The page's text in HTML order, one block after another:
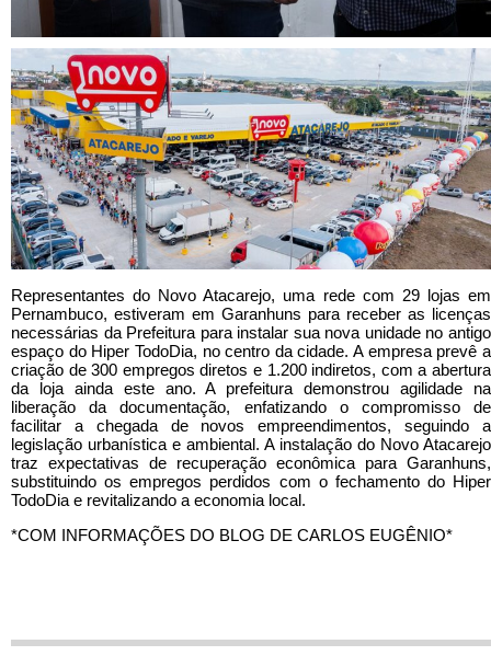
Representantes do Novo Atacarejo, uma rede com 29 lojas em
Pernambuco, estiveram em Garanhuns para receber as licenças
necessárias da Prefeitura para instalar sua nova unidade no antigo
espaço do Hiper TodoDia, no centro da cidade. A empresa prevê a
criação de 300 empregos diretos e 1.200 indiretos, com a abertura
da loja ainda este ano. A prefeitura demonstrou agilidade na
liberação da documentação, enfatizando o compromisso de
facilitar a chegada de novos empreendimentos, seguindo a
legislação urbanística e ambiental. A instalação do Novo Atacarejo
traz expectativas de recuperação econômica para Garanhuns,
substituindo os empregos perdidos com o fechamento do Hiper
TodoDia e revitalizando a economia local.
*COM INFORMAÇÕES DO BLOG DE CARLOS EUGÊNIO*